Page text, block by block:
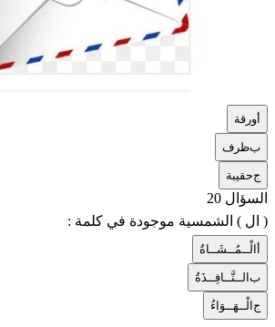
ورقة
بظرف
جحقيبة
السؤال 20
( ال ) الشمسية موجودة في كلمة :
الْــمُــشَــاةُ
بالــنَّــافِــذَةُ
جالْــهَــوَاءُ